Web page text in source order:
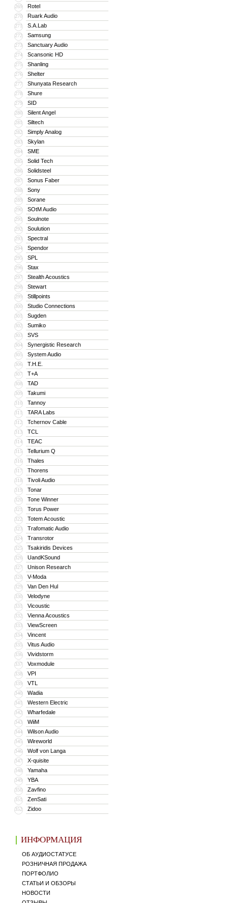
269 Rotel
270 Ruark Audio
271 S.A.Lab
272 Samsung
273 Sanctuary Audio
274 Scansonic HD
275 Shanling
276 Shelter
277 Shunyata Research
278 Shure
279 SID
280 Silent Angel
281 Siltech
282 Simply Analog
283 Skylan
284 SME
285 Solid Tech
286 Solidsteel
287 Sonus Faber
288 Sony
289 Sorane
290 SOtM Audio
291 Soulnote
292 Soulution
293 Spectral
294 Spendor
295 SPL
296 Stax
297 Stealth Acoustics
298 Stewart
299 Stillpoints
300 Studio Connections
301 Sugden
302 Sumiko
303 SVS
304 Synergistic Research
305 System Audio
306 T.H.E.
307 T+A
308 TAD
309 Takumi
310 Tannoy
311 TARA Labs
312 Tchernov Cable
313 TCL
314 TEAC
315 Tellurium Q
316 Thales
317 Thorens
318 Tivoli Audio
319 Tonar
320 Tone Winner
321 Torus Power
322 Totem Acoustic
323 Trafomatic Audio
324 Transrotor
325 Tsakiridis Devices
326 UandKSound
327 Unison Research
328 V-Moda
329 Van Den Hul
330 Velodyne
331 Vicoustic
332 Vienna Acoustics
333 ViewScreen
334 Vincent
335 Vitus Audio
336 Vividstorm
337 Voxmodule
338 VPI
339 VTL
340 Wadia
341 Western Electric
342 Wharfedale
343 WiiM
344 Wilson Audio
345 Wireworld
346 Wolf von Langa
347 X-quisite
348 Yamaha
349 YBA
350 Zavfino
351 ZenSati
352 Zidoo
ИНФОРМАЦИЯ
ОБ АУДИОСТАТУСЕ
РОЗНИЧНАЯ ПРОДАЖА
ПОРТФОЛИО
СТАТЬИ И ОБЗОРЫ
НОВОСТИ